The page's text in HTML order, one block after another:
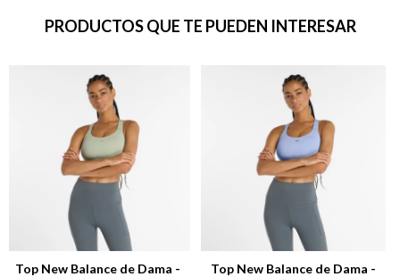
PRODUCTOS QUE TE PUEDEN INTERESAR
Top New Balance de Dama -
Top New Balance de Dama -